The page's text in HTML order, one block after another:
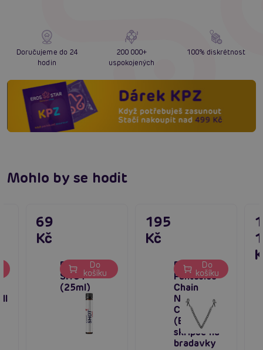
Doručujeme do 24
hodin
200 000+
uspokojených
100% diskrétnost
Mohlo by se hodit
Proerecta
SHOT
(25ml)
69
Kč
Do
košíku
Bedroom
Fantasies
Chain
Nipple
Clamps
(Black),
skřipce na
bradavky
195
Kč
Do
košíku
1